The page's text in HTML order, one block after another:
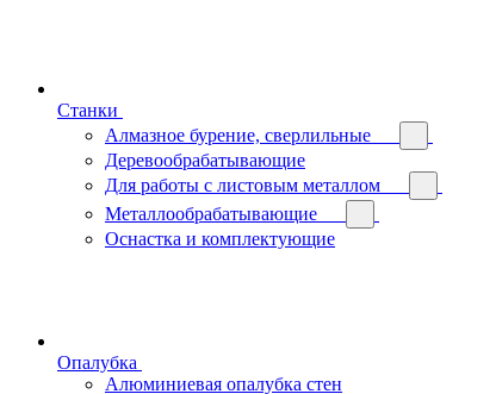
Станки
Алмазное бурение, сверлильные
Деревообрабатывающие
Для работы с листовым металлом
Металлообрабатывающие
Оснастка и комплектующие
Опалубка
Алюминиевая опалубка стен